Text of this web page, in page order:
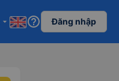
arrow_drop_down help_outline Đăng nhập